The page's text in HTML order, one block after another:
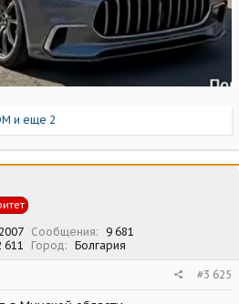
и еще 2
Сообщения
9 681
611 Город Болгария
#3 625